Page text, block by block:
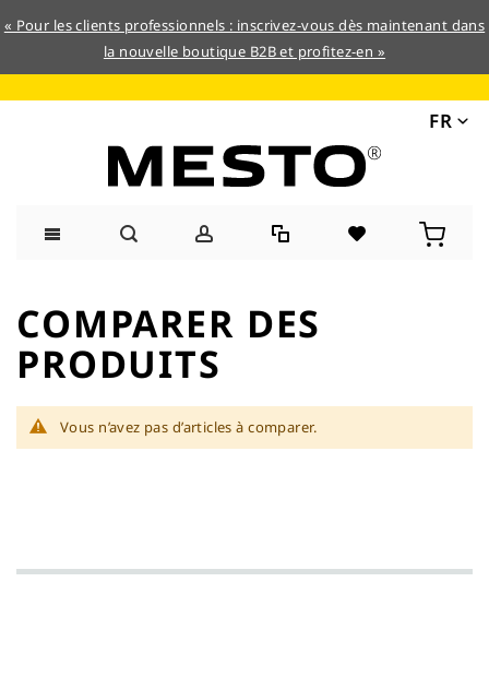
« Pour les clients professionnels : inscrivez-vous dès maintenant dans
la nouvelle boutique B2B et profitez-en »
FR
contenu
COMPARER DES
PRODUITS
Vous n’avez pas d’articles à comparer.